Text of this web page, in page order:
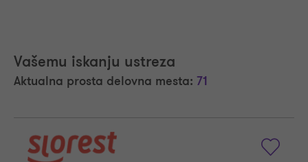
Vašemu iskanju ustreza
Aktualna prosta delovna mesta: 71